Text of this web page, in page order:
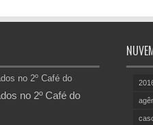
no 2º Café do